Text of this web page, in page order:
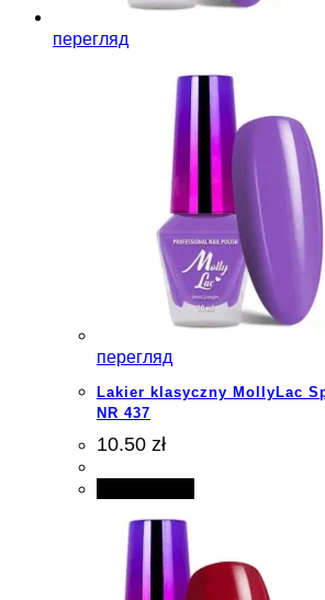
перегляд
перегляд
Lakier klasyczny MollyLac
NR 437
10.50 zł